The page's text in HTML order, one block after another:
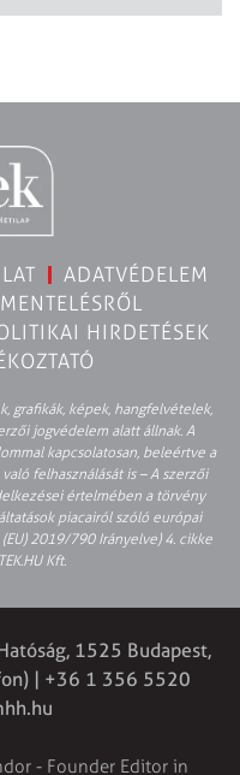
ADATVÉDELEM
HIRDETÉSEK
grafikák, képek, hangfelvételek,
jogvédelem alatt állnak. A
kapcsolatosan, beleértve a
felhasználását is – A szerzői
értelmében a törvény
piacairól szóló európai
2019/790 Irányelve) 4. cikke
Kft.
1525 Budapest,
| +36 1 356 5520
- Founder Editor in